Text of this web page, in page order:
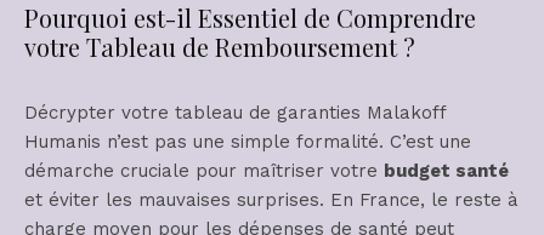
Pourquoi est-il Essentiel de Comprendre
votre Tableau de Remboursement ?
Décrypter votre tableau de garanties Malakoff
Humanis n’est pas une simple formalité. C’est une
démarche cruciale pour maîtriser votre budget santé
et éviter les mauvaises surprises. En France, le reste à
charge moyen pour les dépenses de santé peut